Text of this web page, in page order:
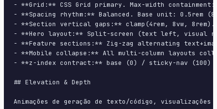
- **Grid:** CSS Grid primary. Max-width
- **Spacing rhythm:** Balanced. Base unit: 0.5rem
- **Section vertical gaps:** clamp(4rem, 8vw, 8rem).
- **Hero layout:** Split-screen (text left, visual
- **Feature sections:** Zig-zag alternating
- **Mobile collapse:** All multi-column layouts
- **z-index contract:** base (0) / sticky-nav
## Elevation & Depth
Animações de geração de texto/código,